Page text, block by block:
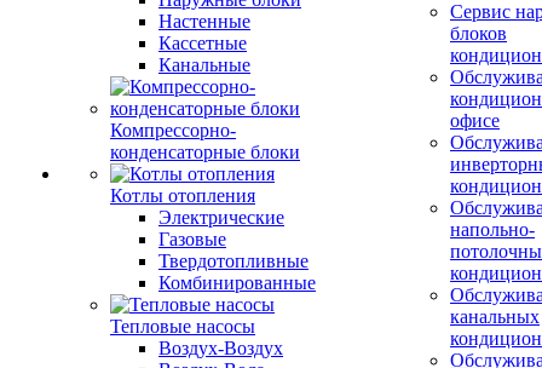
Настенные
Кассетные
Канальные
Компрессорно-
конденсаторные блоки
Котлы отопления
Электрические
Газовые
Твердотопливные
Комбинированные
Тепловые насосы
Воздух-Воздух
Сервис
блоков
офисе
напольно-
канальных